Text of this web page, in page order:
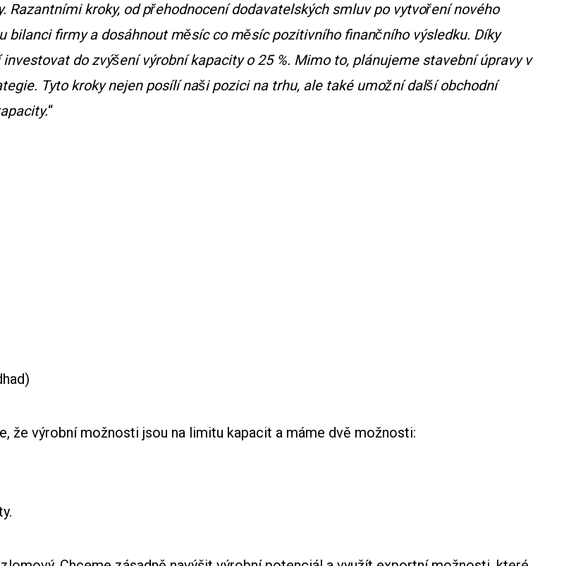
kroky, od přehodnocení dodavatelských smluv po vytvoření nového
firmy a dosáhnout měsíc co měsíc pozitivního finančního výsledku. Díky
do zvýšení výrobní kapacity o 25 %. Mimo to, plánujeme stavební úpravy v
Tyto kroky nejen posílí naši pozici na trhu, ale také umožní další obchodní
“
že výrobní možnosti jsou na limitu kapacit a máme dvě možnosti: